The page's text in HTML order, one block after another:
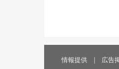
情報提供 広告